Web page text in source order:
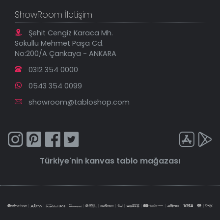
ShowRoom İletişim
Şehit Cengiz Karaca Mh.
Sokullu Mehmet Paşa Cd.
No:200/A Çankaya - ANKARA
0312 354 0000
0543 354 0099
showroom@tabloshop.com
Türkiye'nin kanvas tablo mağazası